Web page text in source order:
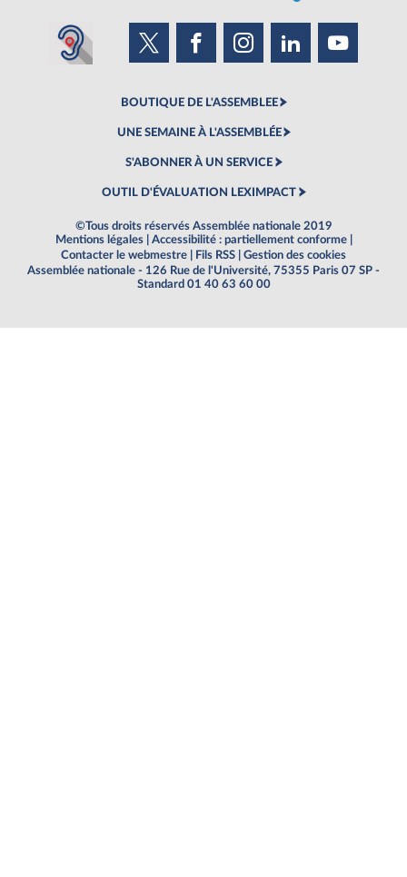
BOUTIQUE DE L'ASSEMBLEE
UNE SEMAINE À L'ASSEMBLÉE
S'ABONNER À UN SERVICE
OUTIL D'ÉVALUATION LEXIMPACT
©Tous droits réservés Assemblée nationale 2019
Mentions légales
Accessibilité : partiellement conforme
Contacter le webmestre
Fils RSS
Gestion des cookies
Assemblée nationale - 126 Rue de l'Université, 75355 Paris 07 SP -
Standard 01 40 63 60 00